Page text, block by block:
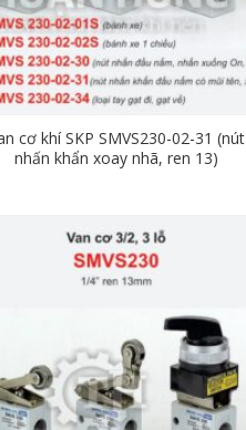
cơ khí SKP SMVS230-02-31 (nút
nhấn khẩn xoay nhã, ren 13)